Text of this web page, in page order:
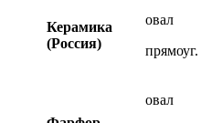
Керамика
(Россия)
овал
прямоуг.
овал